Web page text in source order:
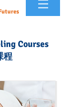
Courses
程